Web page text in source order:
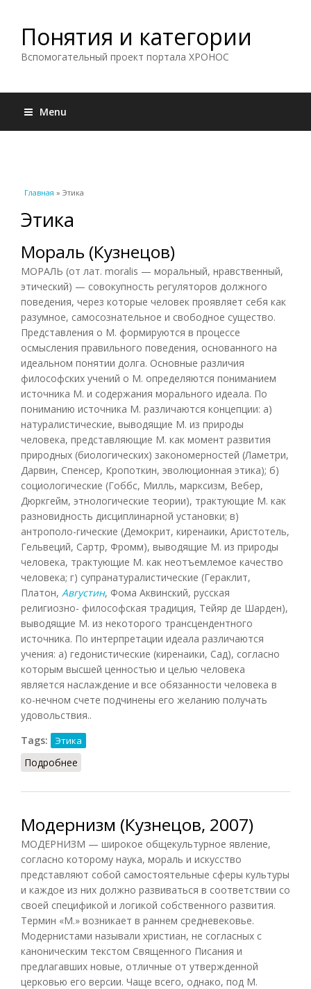
Понятия и категории
Вспомогательный проект портала ХРОНОС
Menu
Вы здесь
Главная » Этика
Этика
Мораль (Кузнецов)
МОРАЛЬ (от лат. moralis — моральный, нравственный,
этический) — совокупность регуляторов должного
поведения, через которые человек проявляет себя как
разумное, самосознательное и свободное существо.
Представления о М. формируются в процессе
осмысления правильного поведения, основанного на
идеальном понятии долга. Основные различия
философских учений о М. определяются пониманием
источника М. и содержания морального идеала. По
пониманию источника М. различаются концепции: а)
натуралистические, выводящие М. из природы
человека, представляющие М. как момент развития
природных (биологических) закономерностей (Ламетри,
Дарвин, Спенсер, Кропоткин, эволюционная этика); б)
социологические (Гоббс, Милль, марксизм, Вебер,
Дюркгейм, этнологические теории), трактующие М. как
разновидность дисциплинарной установки; в)
антрополо-гические (Демокрит, киренаики, Аристотель,
Гельвеций, Сартр, Фромм), выводящие М. из природы
человека, трактующие М. как неотъемлемое качество
человека; г) супранатуралистические (Гераклит,
Платон, Августин, Фома Аквинский, русская
религиозно- философская традиция, Тейяр де Шарден),
выводящие М. из некоторого трансцендентного
источника. По интерпретации идеала различаются
учения: а) гедонистические (киренаики, Сад), согласно
которым высшей ценностью и целью человека
является наслаждение и все обязанности человека в
ко-нечном счете подчинены его желанию получать
удовольствия..
Tags:
Этика
Подробнее
Модернизм (Кузнецов, 2007)
МОДЕРНИЗМ — широкое общекультурное явление,
согласно которому наука, мораль и искусство
представляют собой самостоятельные сферы культуры
и каждое из них должно развиваться в соответствии со
своей спецификой и логикой собственного развития.
Термин «М.» возникает в раннем средневековье.
Модернистами называли христиан, не согласных с
каноническим текстом Священного Писания и
предлагавших новые, отличные от утвержденной
церковью его версии. Чаще всего, однако, под М.